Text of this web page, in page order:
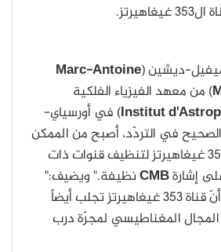
ديشين (Marc-Antoine
) من معهد الفيزياء الفلكية
Institut) في أورسياي-
الصحيح في التردّد، أصبح من الممكن
استخدام بيانات ال 353 غيغاهيرتز لتنظيف قنوات ذات
إشارةCMBنظيفة." ويضيف:"
ومن المثير للإهتمام أنّ قناة 353 غيغاهيرتز تجلب أيضاً
المغناطيسي لمجرّة درب